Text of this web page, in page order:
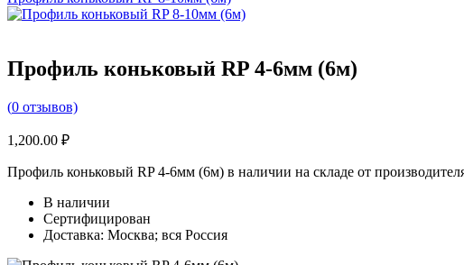
Профиль коньковый RP 4-6мм (6м)
(0 отзывов)
1,200.00 ₽
Профиль коньковый RP 4-6мм (6м) в наличии на складе от
В наличии
Сертифицирован
Доставка: Москва; вся Россия